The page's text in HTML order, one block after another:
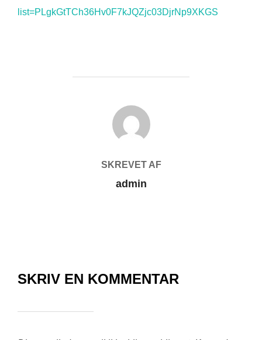
list=PLgkGtTCh36Hv0F7kJQZjc03DjrNp9XKGS
FORFATTER
SKREVET AF
admin
SKRIV EN KOMMENTAR